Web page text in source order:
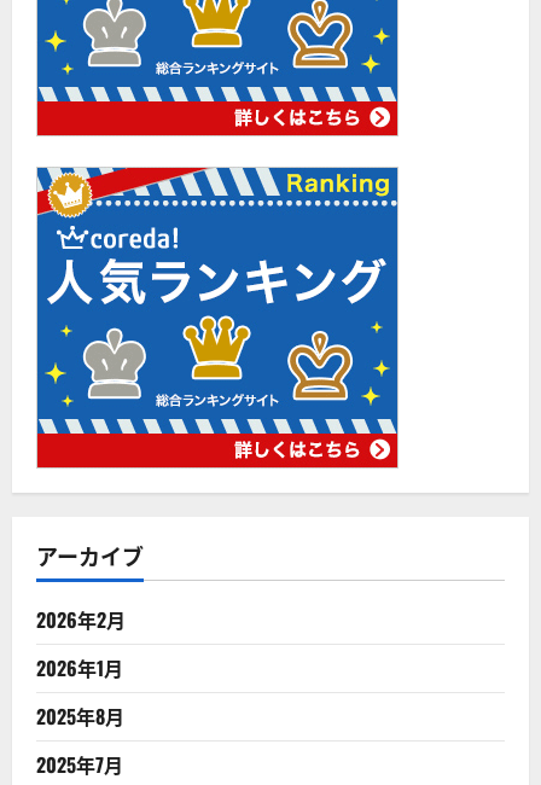
アーカイブ
2026年2月
2026年1月
2025年8月
2025年7月